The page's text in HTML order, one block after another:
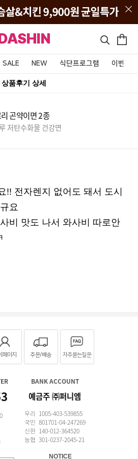
SALE NEW 식단프로그램 이벤트&
상품후기 상세
곤약이면 2종
저탄수화물 건강면
!! 전자렌지 없어도 돼서 도시
요
비 맛도 나서 와사비 따로안
페이지 주문/배송 자주묻는질문
BANK ACCOUNT
예금주 ㈜퍼니엠
우리 1005-403-539855
국민 801701-04-247269
신한 140-012-364520
농협 301-0237-2045-21
NOTICE